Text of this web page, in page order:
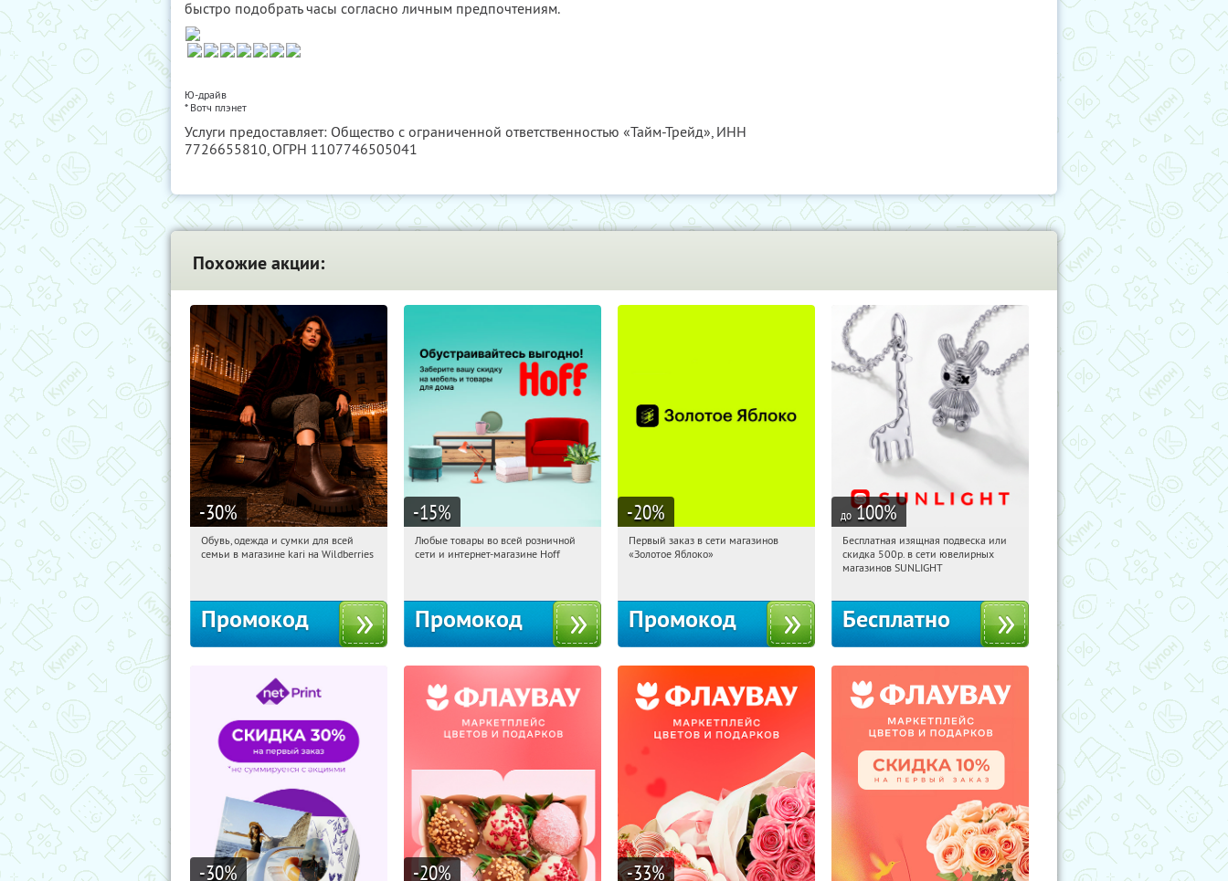
быстро подобрать часы согласно личным предпочтениям.
Ю-драйв
*Вотч плэнет
Услуги предоставляет: Общество с ограниченной ответственностью «Тайм-Трейд», ИНН
7726655810, ОГРН 1107746505041
Похожие акции:
-30%
16:49:11 Получили:
Обувь, одежда и сумки для всей
семьи в магазине kari на Wildberries
Промокод
-15%
16:49:11 Получили:
Любые товары во всей розничной
сети и интернет-магазине Hoff
Промокод
-20%
16:49:11
Получи первым!
Первый заказ в сети магазинов
«Золотое Яблоко»
Промокод
до 100%
16:49:11 Получили:
Россия
Бесплатная изящная подвеска или
скидка 500р. в сети ювелирных
магазинов SUNLIGHT
Бесплатно
-30% -20% -33%